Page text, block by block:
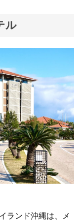
ル
ランド沖縄は、メ